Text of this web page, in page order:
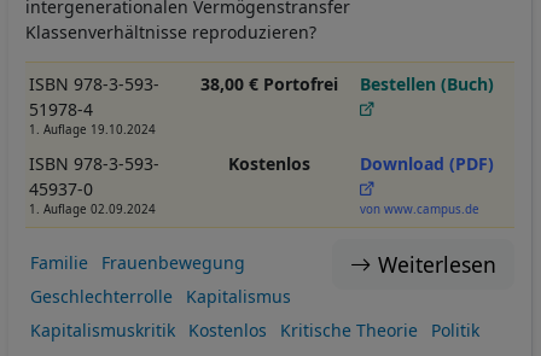
intergenerationalen Vermögenstransfer
Klassenverhältnisse reproduzieren?
ISBN 978-3-593-
51978-4
1. Auflage 19.10.2024
38,00 € Portofrei Bestellen (Buch)
ISBN 978-3-593-
45937-0
1. Auflage 02.09.2024
Kostenlos Download (PDF)
von www.campus.de
Weiterlesen
Familie
Frauenbewegung
Geschlechterrolle
Kapitalismus
Kapitalismuskritik
Kostenlos Kritische Theorie
Politik